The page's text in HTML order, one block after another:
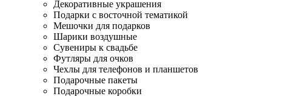
Декоративные украшения
Подарки с восточной тематикой
Мешочки для подарков
Шарики воздушные
Сувениры к свадьбе
Футляры для очков
Чехлы для телефонов и планшетов
Подарочные пакеты
Подарочные коробки